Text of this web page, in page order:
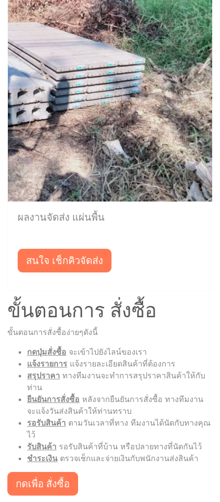
ผลงานจัดส่ง แผ่นพื้น
สนใจ เช็กคิวจัดส่ง
ขั้นตอนการ สั่งซื้อ
ขั้นตอนการสั่งซื้อง่ายๆดังนี้
กดปุ่มสั่งซื้อ จะเข้าไปยังไลน์ของเรา
แจ้งรายการ แจ้งรายละเอียดสินค้าที่ต้องการ
สรุปราคา ทางทีมงานจะทำการสรุปราคาสินค้าให้กับ
ท่าน
ยืนยันการสั่งซื้อ หลังจากยืนยันการสั่งซื้อ ทางทีมงาน
จะแจ้งวันส่งสินค้าให้ท่านทราบ
รอรับสินค้า ตามวันเวลาที่ทาง ทีมงานได้นัดกับทางคุณ
ไว้
รับสินค้า รอรับสินค้าที่บ้าน หรือปลายทางที่นัดกันไว้
ชำระเงิน ตรวจเช็กและจ่ายเงินกับพนักงานส่งสินค้า
กดเพื่อ สั่งซื้อ